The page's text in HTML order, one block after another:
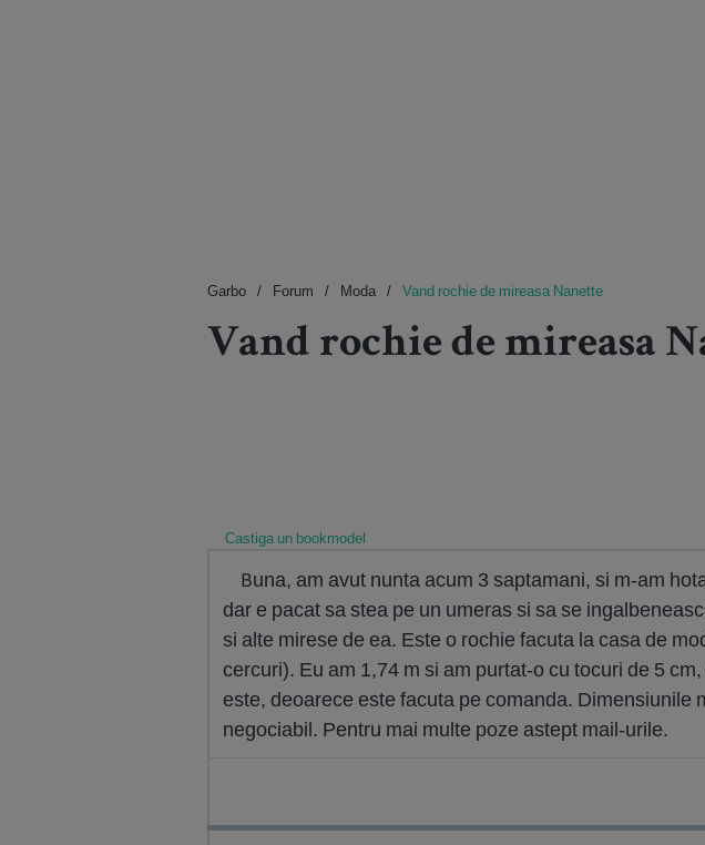
Garbo Forum Moda Vand rochie de mireasa Nanette
Vand rochie de mireasa
Castiga un bookmodel
Buna, am avut nunta acum 3 saptamani, si m-am
dar e pacat sa stea pe un umeras si sa se
si alte mirese de ea. Este o rochie facuta la casa de
cercuri). Eu am 1,74 m si am purtat-o cu tocuri de 5
este, deoarece este facuta pe comanda. Dimensiunile
negociabil. Pentru mai multe poze astept mail-urile.